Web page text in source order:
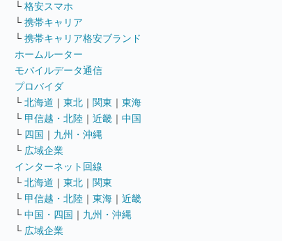
└ 格安スマホ
└ 携帯キャリア
└ 携帯キャリア格安ブランド
ホームルーター
モバイルデータ通信
プロバイダ
└ 北海道 ｜ 東北 ｜ 関東 ｜ 東海
└ 甲信越・北陸 ｜ 近畿 ｜ 中国
└ 四国 ｜ 九州・沖縄
└ 広域企業
インターネット回線
└ 北海道 ｜ 東北 ｜ 関東
└ 甲信越・北陸 ｜ 東海 ｜ 近畿
└ 中国・四国 ｜ 九州・沖縄
└ 広域企業